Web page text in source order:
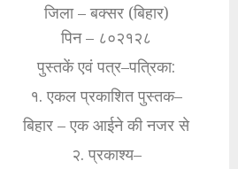
जिला – बक्सर (बिहार)
पिन – ८०२१२८
पुस्तकें एवं पत्र–पत्रिका:
१. एकल प्रकाशित पुस्तक–
बिहार – एक आईने की नजर से
२. प्रकाश्य–